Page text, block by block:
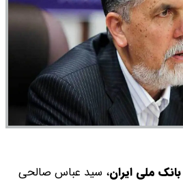
ملی ایران، سید عباس صالحی